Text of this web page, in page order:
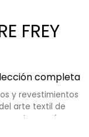
FREY
completa
y revestimientos
arte textil de
contemporáneas,
relieve, pero